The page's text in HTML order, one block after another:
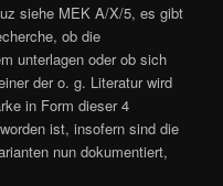
siehe MEK A/X/5, es gibt
ob die
unterlagen oder ob sich
der o. g. Literatur wird
in Form dieser 4
ist, insofern sind die
nun dokumentiert,